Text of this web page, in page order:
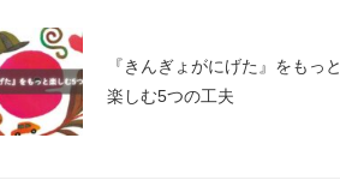
『きんぎょがにげた』をもっと
楽しむ5つの工夫